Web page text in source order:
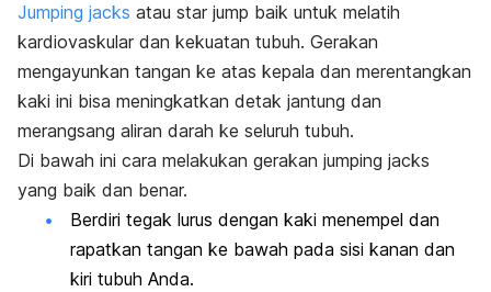
Jumping jacks atau star jump baik untuk melatih
kardiovaskular dan kekuatan tubuh. Gerakan
mengayunkan tangan ke atas kepala dan merentangkan
kaki ini bisa meningkatkan detak jantung dan
merangsang aliran darah ke seluruh tubuh.
Di bawah ini cara melakukan gerakan jumping jacks
yang baik dan benar.
Berdiri tegak lurus dengan kaki menempel dan
rapatkan tangan ke bawah pada sisi kanan dan
kiri tubuh Anda.